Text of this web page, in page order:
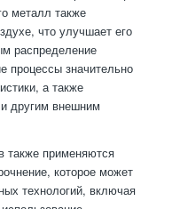
металл также
что улучшает его
распределение
процессы значительно
а также
другим внешним
также применяются
которое может
технологий, включая